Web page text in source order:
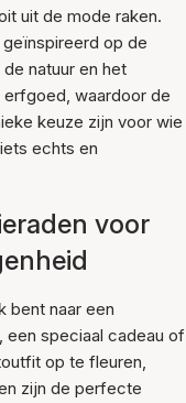
uit de mode raken.
op de
natuur en het
erfgoed, waardoor de
keuze zijn voor wie
echts en
voor
bent naar een
een speciaal cadeau of
op te fleuren,
zijn de perfecte